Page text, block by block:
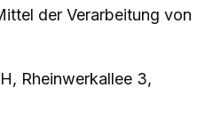
der Verarbeitung von
Rheinwerkallee 3,